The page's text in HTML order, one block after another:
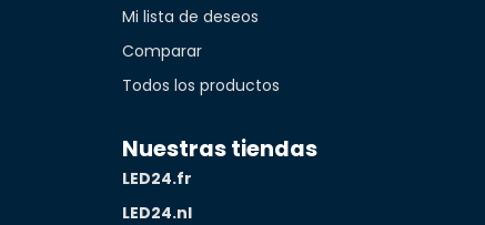
Mi lista de deseos
Comparar
Todos los productos
Nuestras tiendas
LED24.fr
LED24.nl